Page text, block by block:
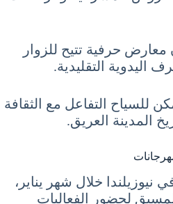
حرفية تتيح للزوار
اليدوية التقليدية.
للسياح التفاعل مع الثقافة
المدينة العريق.
نيوزيلندا خلال شهر يناير،
لحضور الفعاليات